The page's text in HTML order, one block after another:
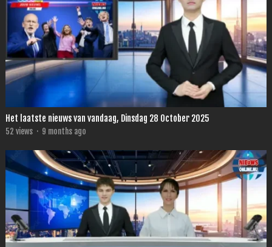
Het laatste nieuws van vandaag, Dinsdag 28 October 2025
52 views · 9 months ago